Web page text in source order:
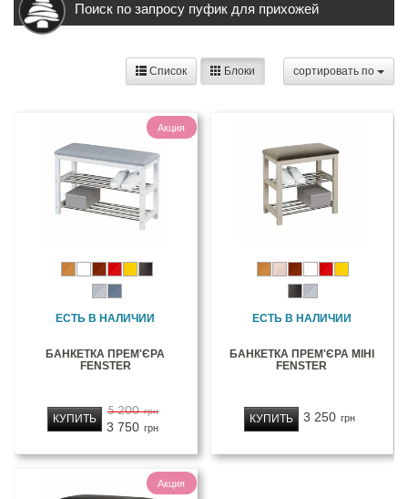
Поиск по запросу пуфик для прихожей
cортировать по
Список Блоки
Акция
ЕСТЬ В НАЛИЧИИ
БАНКЕТКА ПРЕМ'ЄРА
FENSTER
5 200 грн
3 750 грн
КУПИТЬ
ЕСТЬ В НАЛИЧИИ
БАНКЕТКА ПРЕМ'ЄРА МІНІ
FENSTER
3 250 грн
КУПИТЬ
Акция